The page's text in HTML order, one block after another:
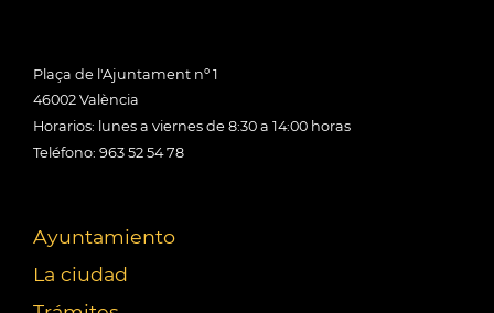
Plaça de l'Ajuntament nº 1
46002 València
Horarios: lunes a viernes de 8:30 a 14:00 horas
Teléfono: 963 52 54 78
Ayuntamiento
La ciudad